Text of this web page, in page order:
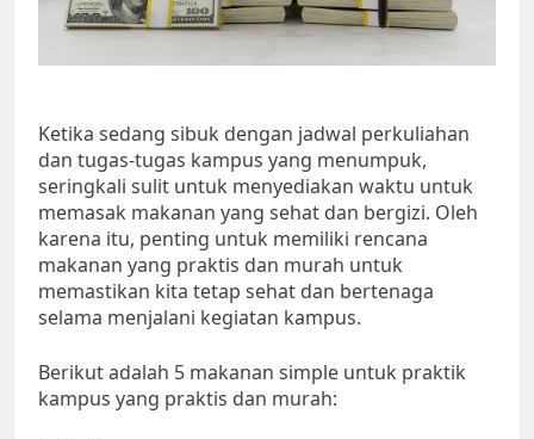
Ketika sedang sibuk dengan jadwal perkuliahan
dan tugas-tugas kampus yang menumpuk,
seringkali sulit untuk menyediakan waktu untuk
memasak makanan yang sehat dan bergizi. Oleh
karena itu, penting untuk memiliki rencana
makanan yang praktis dan murah untuk
memastikan kita tetap sehat dan bertenaga
selama menjalani kegiatan kampus.
Berikut adalah 5 makanan simple untuk praktik
kampus yang praktis dan murah: